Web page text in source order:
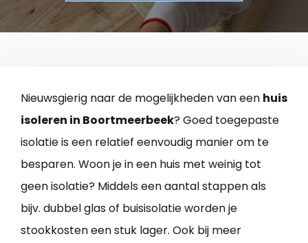
Nieuwsgierig naar de mogelijkheden van een huis
isoleren in Boortmeerbeek? Goed toegepaste
isolatie is een relatief eenvoudig manier om te
besparen. Woon je in een huis met weinig tot
geen isolatie? Middels een aantal stappen als
bijv. dubbel glas of buisisolatie worden je
stookkosten een stuk lager. Ook bij meer